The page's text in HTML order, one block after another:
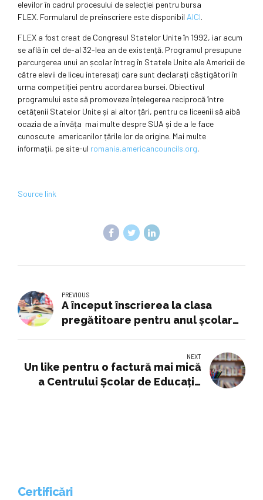
elevilor în cadrul procesului de selecţiei pentru bursa
FLEX. Formularul de preînscriere este disponibil AICI.
FLEX a fost creat de Congresul Statelor Unite în 1992, iar acum
se află în cel de-al 32-lea an de existență. Programul presupune
parcurgerea unui an școlar întreg în Statele Unite ale Americii de
către elevii de liceu interesați care sunt declarați câștigători în
urma competiției pentru acordarea bursei. Obiectivul
programului este să promoveze înțelegerea reciprocă între
cetățenii Statelor Unite și ai altor țări, pentru ca liceenii să aibă
ocazia de a învăța mai multe despre SUA și de a le face
cunoscute americanilor țările lor de origine. Mai multe
informații, pe site-ul romania.americancouncils.org.
Source link
PREVIOUS
A început înscrierea la clasa
pregătitoare pentru anul școlar
NEXT
Un like pentru o factură mai mică
a Centrului Școlar de Educație
Certificări